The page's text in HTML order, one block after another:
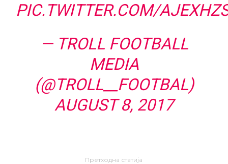
PIC.TWITTER.COM/
— TROLL FOOTBALL
MEDIA
(@TROLL__FOOTBAL)
AUGUST 8, 2017
Претходна статија